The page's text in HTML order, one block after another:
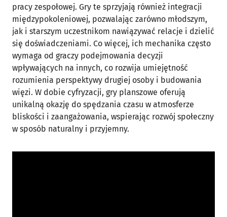
pracy zespołowej. Gry te sprzyjają również integracji
międzypokoleniowej, pozwalając zarówno młodszym,
jak i starszym uczestnikom nawiązywać relacje i dzielić
się doświadczeniami. Co więcej, ich mechanika często
wymaga od graczy podejmowania decyzji
wpływających na innych, co rozwija umiejętność
rozumienia perspektywy drugiej osoby i budowania
więzi. W dobie cyfryzacji, gry planszowe oferują
unikalną okazję do spędzania czasu w atmosferze
bliskości i zaangażowania, wspierając rozwój społeczny
w sposób naturalny i przyjemny.